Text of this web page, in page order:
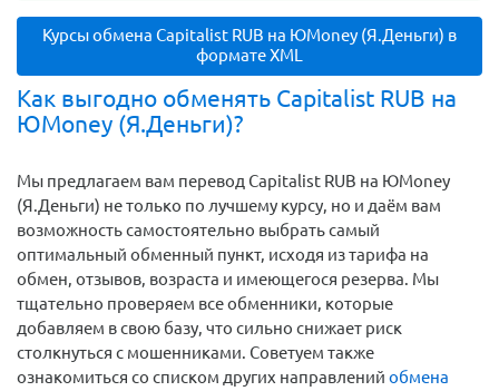
Курсы обмена Capitalist RUB на ЮMoney (Я.Деньги) в
формате XML
Как выгодно обменять Capitalist RUB на
ЮMoney (Я.Деньги)?
Мы предлагаем вам перевод Capitalist RUB на ЮMoney
(Я.Деньги) не только по лучшему курсу, но и даём вам
возможность самостоятельно выбрать самый
оптимальный обменный пункт, исходя из тарифа на
обмен, отзывов, возраста и имеющегося резерва. Мы
тщательно проверяем все обменники, которые
добавляем в свою базу, что сильно снижает риск
столкнуться с мошенниками. Советуем также
ознакомиться со списком других направлений обмена